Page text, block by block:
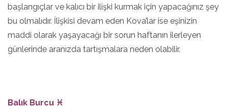
başlangıçlar ve kalıcı bir ilişki kurmak için yapacağınız şey
bu olmalıdır. İlişkisi devam eden Kova’lar ise eşinizin
maddi olarak yaşayacağı bir sorun haftanın ilerleyen
günlerinde aranızda tartışmalara neden olabilir.
Balık Burcu ♓